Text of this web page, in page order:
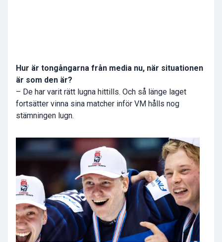
Hur är tongångarna från media nu, när situationen
är som den är?
– De har varit rätt lugna hittills. Och så länge laget
fortsätter vinna sina matcher inför VM hålls nog
stämningen lugn.